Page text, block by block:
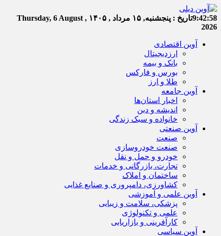
9:42:59تاریخ : پنجشنبه, ۱۵ مرداد , ۱۴۰۵
Thursday, 6 August ,
2026
آوین اقتصادی
ارزدیجیتال
بانک و بیمه
بورس و فارکس
طلا و ارز
آوین جامعه
اخبار استان‌ها
اندیشه و دین
خانواده و سبک زندگی
آوین صنعتی
صنعت
صنعت خودروسازی
خودرو و حمل و نقل
تجارت، بازرگانی و خدمات
ساختمان و املاک
کشاورزی، دامپروری و صنایع غذایی
آوین علمی و آموزشی
پزشکی، سلامت و زیبایی
علمی و تکنولوژی
کارآفرینی و بازاریابی
آوین سیاسی